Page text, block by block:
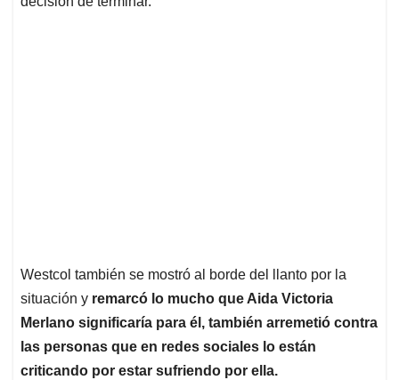
Westcol también se mostró al borde del llanto por la
situación y remarcó lo mucho que Aida Victoria
Merlano significaría para él, también arremetió contra
las personas que en redes sociales lo están
criticando por estar sufriendo por ella.